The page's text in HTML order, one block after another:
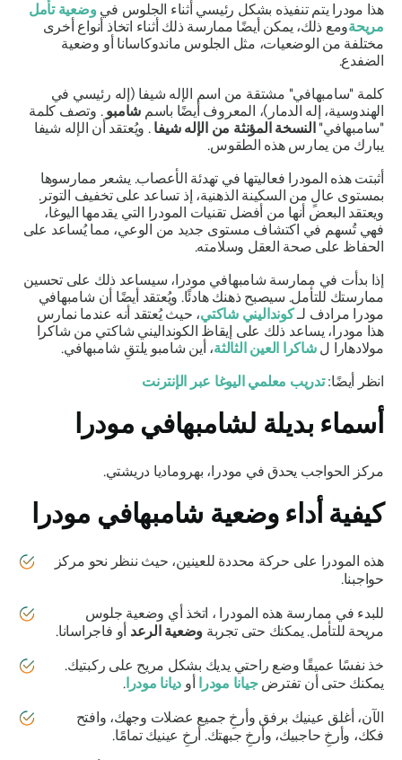
هذامودرايتم تنفيذه بشكل رئيسي أثناء الجلوس في وضعية تأمل
مريحةومع ذلك، يمكن أيضًا ممارسة ذلك أثناء اتخاذ أنواع أخرى
مختلفة من الوضعيات، مثل الجلوس ماندوكاساناأو وضعية
الضفدع.
كلمة"سامبهافي" مشتقة من اسم الإله شيفا (إله رئيسي في
الهندوسية، إله الدمار)، المعروف أيضًا باسمشامبو. وتصف كلمة
"سامبهافي" النسخة المؤنثة من الإله شيفا. ويُعتقد أن الإله شيفا
يبارك من يمارس هذه الطقوس.
أثبتت هذهالمودرافعاليتها في تهدئة الأعصاب. يشعر ممارسوها
بمستوى عالٍ من السكينة الذهنية، إذتساعدعلى تخفيف التوتر.
ويعتقد البعض أنها من أفضل تقنيات المودرا التييقدمها اليوغا،
فهي تُسهم في اكتشاف مستوى جديد من الوعي، مما يُساعد على
الحفاظ على صحة العقل وسلامته.
إذا بدأت في ممارسةشامبهافي مودرا، سيساعد ذلك على تحسين
ممارستك للتأمل. سيصبح ذهنك هادئًا. ويُعتقد أيضًا أنشامبهافي
مودرامرادف لـكونداليني شاكتي، حيث يُعتقد أنه عندما نمارس
هذامودرا، يساعد ذلك على إيقاظالكونداليني شاكتيمنشاكرا
مولادهارال شاكرا العين الثالثة، أينشامبويلتقِشامبهافي.
انظر أيضًا:تدريب معلمي اليوغا عبر الإنترنت
أسماء بديلةلشامبهافي مودرا
مركز الحواجب يحدق في مودرا،بهروماديا دريشتي.
كيفية أداء وضعيةشامبهافي مودرا
هذهالمودراعلى حركة محددة للعينين، حيث ننظر نحو مركز
حواجبنا.
للبدء في ممارسة هذهالمودرا، اتخذ أي وضعية جلوس
مريحة للتأمل. يمكنك حتى تجربةوضعية الرعدأوفاجراسانا.
خذ نفسًا عميقًا وضع راحتي يديك بشكل مريح على ركبتيك.
يمكنك حتى أن تفترض جيانا مودراأوديانا مودرا.
الآن، أغلق عينيك برفق وأرخِ جميع عضلات وجهك، وافتح
فكك، وأرخِ حاجبيك، وأرخِ جبهتك. أرخِ عينيك تمامًا.